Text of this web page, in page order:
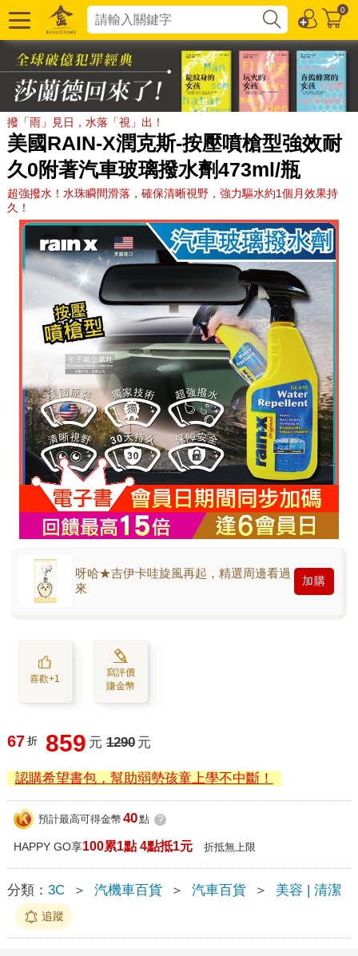
0
撥「雨」見日，水落「視」出！
美國RAIN-X潤克斯-按壓噴槍型強效耐
久0附著汽車玻璃撥水劑473ml/瓶
超強撥水！水珠瞬間滑落，確保清晰視野，強力驅水約1個月效果持
久！
呀哈★吉伊卡哇旋風再起，精選周邊看過
來
加購
喜歡+1
寫評價
賺金幣
67 折 859 元 1290 元
認購希望書包，幫助弱勢孩童上學不中斷！
預計最高可得金幣 40點 ?
HAPPY GO享100累1點 4點抵1元 折抵無上限
分類： 3C ＞ 汽機車百貨 ＞ 汽車百貨 ＞ 美容 | 清潔
追蹤